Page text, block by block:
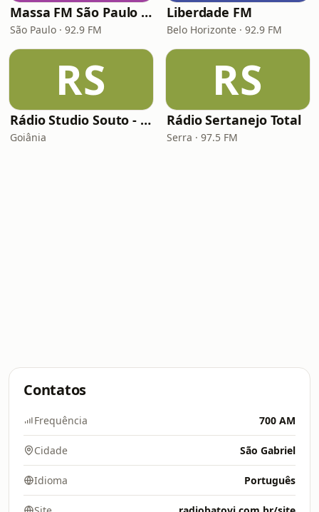
Massa FM São Paulo 92.9
São Paulo · 92.9 FM
Liberdade FM
Belo Horizonte · 92.9 FM
RS
Rádio Studio Souto - Sertaneja
Goiânia
RS
Rádio Sertanejo Total
Serra · 97.5 FM
Contatos
Frequência 700 AM
Cidade São Gabriel
Idioma Português